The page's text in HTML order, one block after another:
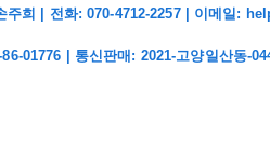
주희 | 전화: 070-4712-2257 | 이메일:
01776 | 통신판매: 2021-고양일산동-